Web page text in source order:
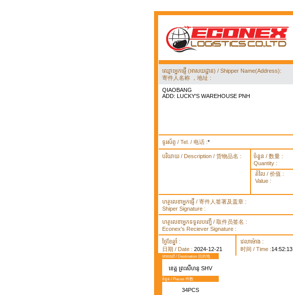
ឈ្មោះអ្នកផ្ញើ (អាសយដ្ឋាន) / Shipper Name(Address):
寄件人名称 ，地址 :
QIAOBANG
ADD: LUCKY'S WAREHOUSE PNH
ទូរស័ព្ទ / Tel. / 电话 :*
បរិយាយ / Description / 货物品名 :
ចំនួន / 数量 :
Quantity :
តំលៃ / 价值 :
Value :
ហត្ថលេខាអ្នកផ្ញើ / 寄件人签署及盖章 :
Shiper Signature :
ហត្ថលេខាអ្នកទទួលបញ្ធើ / 取件员签名 :
Econex's Reciever Signature :
ថ្ងៃខែឆ្នាំ :
日期 / Date : 2024-12-21
វេលាម៉ោង :
时间 / Time :14:52:13
គោលដៅ / Destination 目的地
ខេត្ត ព្រះសីហនុ SHV
ចំនួន / Pieces 件数
34PCS